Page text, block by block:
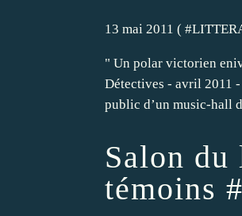
13 mai 2011 ( #
" Un polar victorien
Détectives - avril 2011 -
public d’un music-hall
Salon du
témoins